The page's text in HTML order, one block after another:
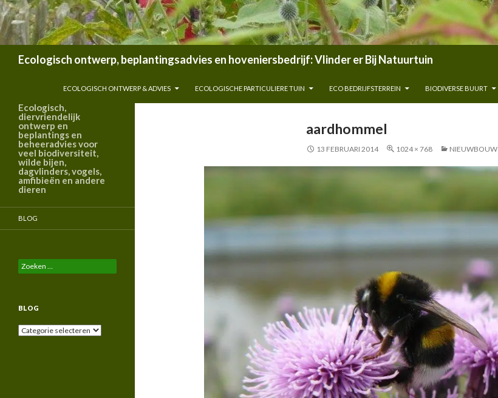
Ecologisch ontwerp, beplantingsadvies en hoveniersbedrijf: Vlinder er Bij Natuurtuin
ECOLOGISCH ONTWERP & ADVIES
ECOLOGISCHE PARTICULIERE TUIN ECO BEDRIJFSTERREIN BIODIVERSE BUURT
aardhommel
13 FEBRUARI 2014 1024 × 768 NIEUWBOUW
Ecologisch,
diervriendelijk
ontwerp en
beplantings en
beheeradvies voor
veel biodiversiteit,
wilde bijen,
dagvlinders, vogels,
amfibieën en andere
dieren
BLOG
Zoeken
naar:
BLOG
Blog